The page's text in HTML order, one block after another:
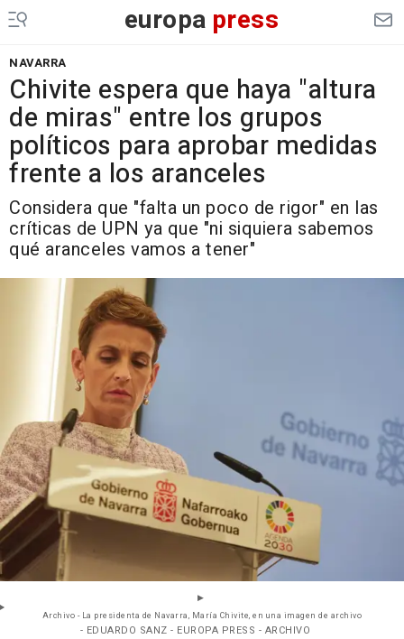
europa press
NAVARRA
Chivite espera que haya "altura
de miras" entre los grupos
políticos para aprobar medidas
frente a los aranceles
Considera que "falta un poco de rigor" en las
críticas de UPN ya que "ni siquiera sabemos
qué aranceles vamos a tener"
Archivo - La presidenta de Navarra, María Chivite, en una imagen de archivo
- EDUARDO SANZ - EUROPA PRESS - ARCHIVO